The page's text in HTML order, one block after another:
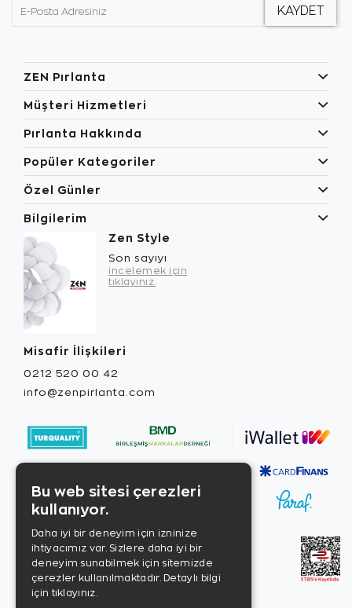
ZEN Pırlanta
Müşteri Hizmetleri
Pırlanta Hakkında
Popüler Kategoriler
Özel Günler
Bilgilerim
Zen Style
Son sayıyı
incelemek için
tıklayınız.
Misafir İlişkileri
0212 520 00 42
info@zenpirlanta.com
Bu web sitesi çerezleri
kullanıyor.
Daha iyi bir deneyim için izninize
ihtiyacımız var. Sizlere daha iyi bir
deneyim sunabilmek için sitemizde
çerezler kullanılmaktadır. Detaylı bilgi
için tıklayınız.